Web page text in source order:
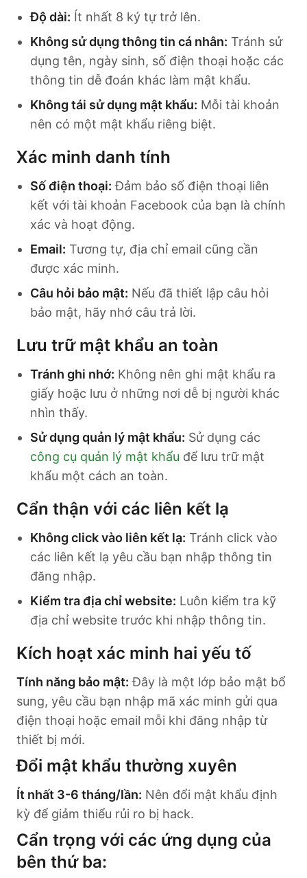
Độ dài: Ít nhất 8 ký tự trở lên.
Không sử dụng thông tin cá nhân: Tránh sử
dụng tên, ngày sinh, số điện thoại hoặc các
thông tin dễ đoán khác làm mật khẩu.
Không tái sử dụng mật khẩu: Mỗi tài khoản
nên có một mật khẩu riêng biệt.
Xác minh danh tính
Số điện thoại: Đảm bảo số điện thoại liên
kết với tài khoản Facebook của bạn là chính
xác và hoạt động.
Email: Tương tự, địa chỉ email cũng cần
được xác minh.
Câu hỏi bảo mật: Nếu đã thiết lập câu hỏi
bảo mật, hãy nhớ câu trả lời.
Lưu trữ mật khẩu an toàn
Tránh ghi nhớ: Không nên ghi mật khẩu ra
giấy hoặc lưu ở những nơi dễ bị người khác
nhìn thấy.
Sử dụng quản lý mật khẩu: Sử dụng các
công cụ quản lý mật khẩu để lưu trữ mật
khẩu một cách an toàn.
Cẩn thận với các liên kết lạ
Không click vào liên kết lạ: Tránh click vào
các liên kết lạ yêu cầu bạn nhập thông tin
đăng nhập.
Kiểm tra địa chỉ website: Luôn kiểm tra kỹ
địa chỉ website trước khi nhập thông tin.
Kích hoạt xác minh hai yếu tố
Tính năng bảo mật: Đây là một lớp bảo mật bổ
sung, yêu cầu bạn nhập mã xác minh gửi qua
điện thoại hoặc email mỗi khi đăng nhập từ
thiết bị mới.
Đổi mật khẩu thường xuyên
Ít nhất 3-6 tháng/lần: Nên đổi mật khẩu định
kỳ để giảm thiểu rủi ro bị hack.
Cẩn trọng với các ứng dụng của
bên thứ ba: